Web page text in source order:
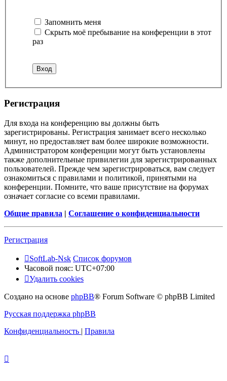
Запомнить меня
Скрыть моё пребывание на конференции в этот
раз
Регистрация
Для входа на конференцию вы должны быть
зарегистрированы. Регистрация занимает всего несколько
минут, но предоставляет вам более широкие возможности.
Администратором конференции могут быть установлены
также дополнительные привилегии для зарегистрированных
пользователей. Прежде чем зарегистрироваться, вам следует
ознакомиться с правилами и политикой, принятыми на
конференции. Помните, что ваше присутствие на форумах
означает согласие со всеми правилами.
Общие правила | Соглашение о конфиденциальности
Регистрация
SoftLab-Nsk Список форумов
Часовой пояс: UTC+07:00
Удалить cookies
Создано на основе phpBB® Forum Software © phpBB Limited
Русская поддержка phpBB
Конфиденциальность | Правила